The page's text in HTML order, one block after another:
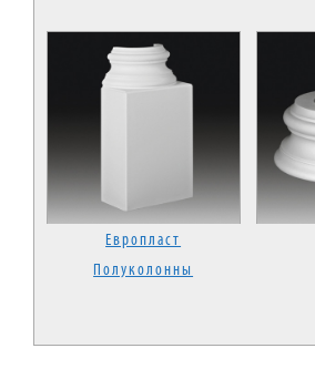
Европласт
Полуколонны